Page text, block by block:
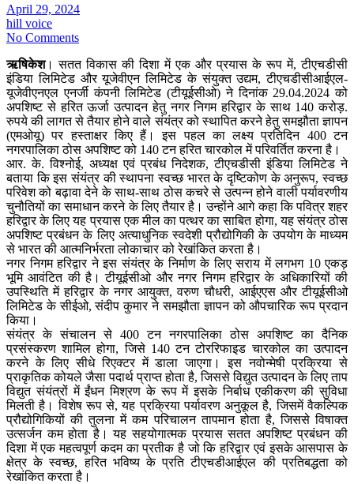
April 29, 2024
hill voice
No Comments
ऋषिकेश। सतत विकास की दिशा में एक और प्रयास के रूप में, टीएचडीसी
इंडिया लिमिटेड और यूजेवीएन लिमिटेड के संयुक्त उद्यम, टीएचडीसीआईएल-
यूजेवीएनएल एनर्जी कंपनी लिमिटेड (टीयूईसीओ) ने दिनांक 29.04.2024 को
अपशिष्ट से हरित ऊर्जा उत्‍पादन हेतु नगर निगम हरिद्वार के साथ 140 करोड़.
रुपये की लागत से तैयार होने वाले संयंत्र को स्थापित करने हेतु समझौता ज्ञापन
(एमओयू) पर हस्ताक्षर किए हैं। इस पहल का लक्ष्य प्रतिदिन 400 टन
नगरपालिका ठोस अपशिष्ट को 140 टन हरित चारकोल में परिवर्तित करना है।
आर. के. विश्‍नोई, अध्यक्ष एवं प्रबंध निदेशक, टीएचडीसी इंडिया लिमिटेड ने
बताया कि इस संयंत्र की स्थापना स्वच्छ भारत के दृष्टिकोण के अनुरूप, स्वच्छ
परिवेश को बढ़ावा देने के साथ-साथ ठोस कचरे से उत्पन्न होने वाली पर्यावरणीय
चुनौतियों का समाधान करने के लिए तैयार है। उन्होंने आगे कहा कि पवित्र शहर
हरिद्वार के लिए यह प्रयास एक मील का पत्थर का साबित होगा, यह संयंत्र ठोस
अपशिष्ट प्रबंधन के लिए अत्याधुनिक स्वदेशी प्रौद्योगिकी के उपयोग के माध्यम
से भारत की आत्मनिर्भरता लोकाचार को रेखांकित करता है।
नगर निगम हरिद्वार ने इस संयंत्र के निर्माण के लिए सराय में लगभग 10 एकड़
भूमि आवंटित की है। टीयूईसीओ और नगर निगम हरिद्वार के अधिकारियों की
उपस्थिति में हरिद्वार के नगर आयुक्त, वरुण चौधरी, आईएएस और टीयूईसीओ
लिमिटेड के सीईओ, संदीप कुमार ने समझौता ज्ञापन को औपचारिक रूप प्रदान
किया।
संयंत्र के संचालन से 400 टन नगरपालिका ठोस अपशिष्ट का दैनिक
प्रसंस्करण शामिल होगा, जिसे 140 टन टोररिफाइड चारकोल का उत्पादन
करने के लिए सीधे रिएक्टर में डाला जाएगा। इस नवोन्मेषी प्रक्रिया से
प्राकृतिक कोयले जैसा पदार्थ प्राप्त होता है, जिससे विद्युत उत्पादन के लिए ताप
विद्युत संयंत्रों में ईंधन मिश्रण के रूप में इसके निर्बाध एकीकरण की सुविधा
मिलती है। विशेष रूप से, यह प्रक्रिया पर्यावरण अनुकूल है, जिसमें वैकल्पिक
प्रौद्योगिकियों की तुलना में कम परिचालन तापमान होता है, जिससे विषाक्त
उत्सर्जन कम होता है। यह सहयोगात्मक प्रयास सतत अपशिष्ट प्रबंधन की
दिशा में एक महत्वपूर्ण कदम का प्रतीक है जो कि हरिद्वार एवं इसके आसपास के
क्षेत्र के स्वच्छ, हरित भविष्य के प्रति टीएचडीआईएल की प्रतिबद्धता को
रेखांकित करता है।